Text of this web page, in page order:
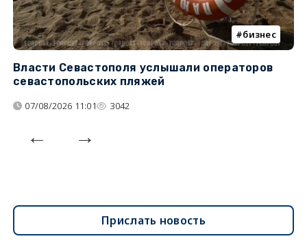
бизнес
Власти Севастополя услышали операторов
севастопольских пляжей
07/08/2026 11:01 3042
Прислать новость